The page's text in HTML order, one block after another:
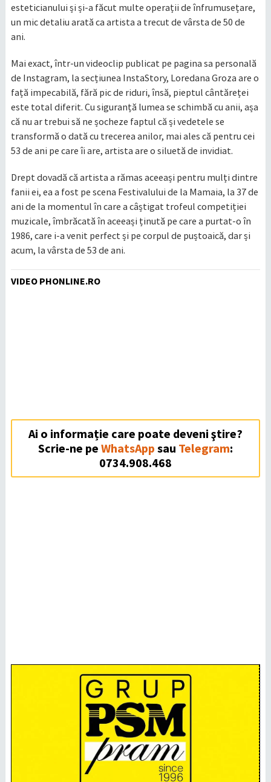
esteticianului și și-a făcut multe operații de înfrumusețare,
un mic detaliu arată ca artista a trecut de vârsta de 50 de
ani.
Mai exact, într-un videoclip publicat pe pagina sa personală
de Instagram, la secțiunea InstaStory, Loredana Groza are o
față impecabilă, fără pic de riduri, însă, pieptul cântăreței
este total diferit. Cu siguranță lumea se schimbă cu anii, așa
că nu ar trebui să ne șocheze faptul că și vedetele se
transformă o dată cu trecerea anilor, mai ales că pentru cei
53 de ani pe care îi are, artista are o siluetă de invidiat.
Drept dovadă că artista a rămas aceeași pentru mulți dintre
fanii ei, ea a fost pe scena Festivalului de la Mamaia, la 37 de
ani de la momentul în care a câștigat trofeul competiției
muzicale, îmbrăcată în aceeași ținută pe care a purtat-o în
1986, care i-a venit perfect și pe corpul de puștoaică, dar și
acum, la vârsta de 53 de ani.
VIDEO PHONLINE.RO
Ai o informație care poate deveni ştire?
Scrie-ne pe WhatsApp sau Telegram:
0734.908.468